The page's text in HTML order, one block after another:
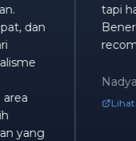
cepat, dan
dari
area
yang